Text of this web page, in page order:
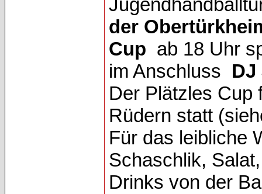
der
Cup ab 18 Uhr
im Anschluss DJ
Der Plätzles Cup
Rüdern statt
Für das leibliche
Schaschlik,
Drinks von der